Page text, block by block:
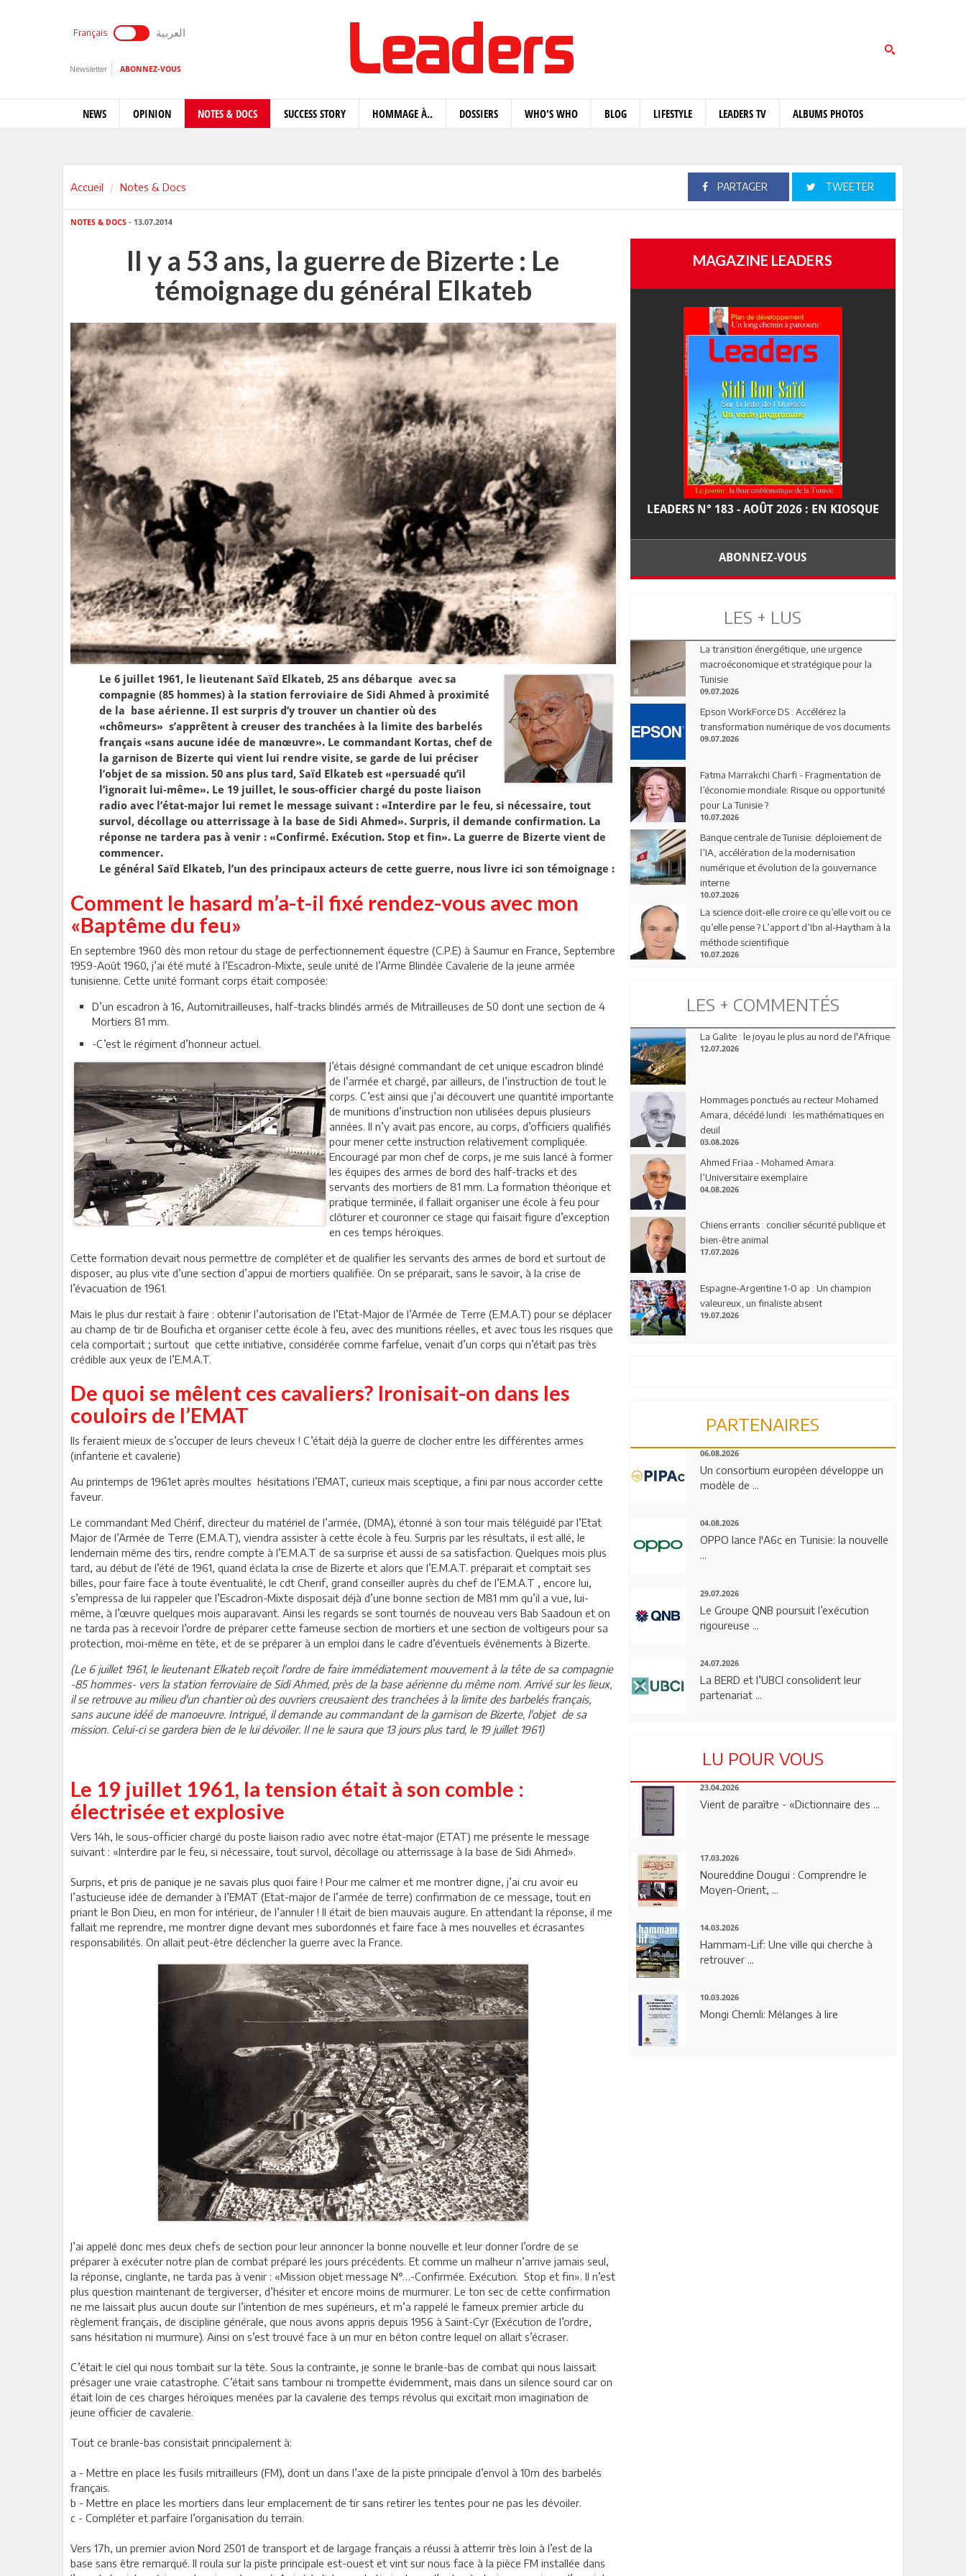
Français العربية
Newsletter ABONNEZ-VOUS
NEWS OPINION NOTES & DOCS SUCCESS STORY HOMMAGE À.. DOSSIERS WHO'S WHO BLOG LIFESTYLE LEADERS TV ALBUMS PHOTOS
Accueil Notes & Docs PARTAGER TWEETER
NOTES & DOCS - 13.07.2014
Il y a 53 ans, la guerre de Bizerte : Le
témoignage du général Elkateb
Le 6 juillet 1961, le lieutenant Saïd Elkateb, 25 ans débarque avec sa
compagnie (85 hommes) à la station ferroviaire de Sidi Ahmed à proximité
de la base aérienne. Il est surpris d’y trouver un chantier où des
«chômeurs» s’apprêtent à creuser des tranchées à la limite des barbelés
français «sans aucune idée de manœuvre». Le commandant Kortas, chef de
la garnison de Bizerte qui vient lui rendre visite, se garde de lui préciser
l’objet de sa mission. 50 ans plus tard, Saïd Elkateb est «persuadé qu’il
l’ignorait lui-même». Le 19 juillet, le sous-officier chargé du poste liaison
radio avec l’état-major lui remet le message suivant : «Interdire par le feu, si nécessaire, tout
survol, décollage ou atterrissage à la base de Sidi Ahmed». Surpris, il demande confirmation. La
réponse ne tardera pas à venir : «Confirmé. Exécution. Stop et fin». La guerre de Bizerte vient de
commencer.
Le général Saïd Elkateb, l’un des principaux acteurs de cette guerre, nous livre ici son témoignage :
Comment le hasard m’a-t-il fixé rendez-vous avec mon
«Baptême du feu»
En septembre 1960 dès mon retour du stage de perfectionnement équestre (C.P.E) à Saumur en France, Septembre
1959-Août 1960, j’ai été muté à l’Escadron-Mixte, seule unité de l’Arme Blindée Cavalerie de la jeune armée
tunisienne. Cette unité formant corps était composée:
D’un escadron à 16, Automitrailleuses, half-tracks blindés armés de Mitrailleuses de 50 dont une section de 4
Mortiers 81 mm.
-C’est le régiment d’honneur actuel.
J’étais désigné commandant de cet unique escadron blindé
de l’armée et chargé, par ailleurs, de l’instruction de tout le
corps. C’est ainsi que j’ai découvert une quantité importante
de munitions d’instruction non utilisées depuis plusieurs
années. Il n’y avait pas encore, au corps, d’officiers qualifiés
pour mener cette instruction relativement compliquée.
Encouragé par mon chef de corps, je me suis lancé à former
les équipes des armes de bord des half-tracks et des
servants des mortiers de 81 mm. La formation théorique et
pratique terminée, il fallait organiser une école à feu pour
clôturer et couronner ce stage qui faisait figure d’exception
en ces temps héroïques.
Cette formation devait nous permettre de compléter et de qualifier les servants des armes de bord et surtout de
disposer, au plus vite d’une section d’appui de mortiers qualifiée. On se préparait, sans le savoir, à la crise de
l’évacuation de 1961.
Mais le plus dur restait à faire : obtenir l’autorisation de l’Etat-Major de l’Armée de Terre (E.M.A.T) pour se déplacer
au champ de tir de Bouficha et organiser cette école à feu, avec des munitions réelles, et avec tous les risques que
cela comportait ; surtout que cette initiative, considérée comme farfelue, venait d’un corps qui n’était pas très
crédible aux yeux de l’E.M.A.T.
De quoi se mêlent ces cavaliers? Ironisait-on dans les
couloirs de l’EMAT
Ils feraient mieux de s’occuper de leurs cheveux ! C’était déjà la guerre de clocher entre les différentes armes
(infanterie et cavalerie)
Au printemps de 1961et après moultes hésitations l’EMAT, curieux mais sceptique, a fini par nous accorder cette
faveur.
Le commandant Med Chérif, directeur du matériel de l’armée, (DMA), étonné à son tour mais téléguidé par l’Etat
Major de l’Armée de Terre (E.M.A.T), viendra assister à cette école à feu. Surpris par les résultats, il est allé, le
lendemain même des tirs, rendre compte à l’E.M.A.T de sa surprise et aussi de sa satisfaction. Quelques mois plus
tard, au début de l’été de 1961, quand éclata la crise de Bizerte et alors que l’E.M.A.T. préparait et comptait ses
billes, pour faire face à toute éventualité, le cdt Cherif, grand conseiller auprès du chef de l’E.M.A.T , encore lui,
s’empressa de lui rappeler que l’Escadron-Mixte disposait déjà d’une bonne section de M81 mm qu’il a vue, lui-
même, à l’œuvre quelques mois auparavant. Ainsi les regards se sont tournés de nouveau vers Bab Saadoun et on
ne tarda pas à recevoir l’ordre de préparer cette fameuse section de mortiers et une section de voltigeurs pour sa
protection, moi-même en tête, et de se préparer à un emploi dans le cadre d’éventuels événements à Bizerte.
(Le 6 juillet 1961, le lieutenant Elkateb reçoit l'ordre de faire immédiatement mouvement à la tête de sa compagnie
-85 hommes- vers la station ferroviaire de Sidi Ahmed, près de la base aérienne du même nom. Arrivé sur les lieux,
il se retrouve au milieu d'un chantier où des ouvriers creusaient des tranchées à la limite des barbelés français,
sans aucune idéé de manoeuvre. Intrigué, il demande au commandant de la garnison de Bizerte, l'objet de sa
mission. Celui-ci se gardera bien de le lui dévoiler. Il ne le saura que 13 jours plus tard, le 19 juillet 1961)
Le 19 juillet 1961, la tension était à son comble :
électrisée et explosive
Vers 14h, le sous-officier chargé du poste liaison radio avec notre état-major (ETAT) me présente le message
suivant : «Interdire par le feu, si nécessaire, tout survol, décollage ou atterrissage à la base de Sidi Ahmed».
Surpris, et pris de panique je ne savais plus quoi faire ! Pour me calmer et me montrer digne, j’ai cru avoir eu
l’astucieuse idée de demander à l’EMAT (Etat-major de l’armée de terre) confirmation de ce message, tout en
priant le Bon Dieu, en mon for intérieur, de l’annuler ! Il était de bien mauvais augure. En attendant la réponse, il me
fallait me reprendre, me montrer digne devant mes subordonnés et faire face à mes nouvelles et écrasantes
responsabilités. On allait peut-être déclencher la guerre avec la France.
J’ai appelé donc mes deux chefs de section pour leur annoncer la bonne nouvelle et leur donner l’ordre de se
préparer à exécuter notre plan de combat préparé les jours précédents. Et comme un malheur n’arrive jamais seul,
la réponse, cinglante, ne tarda pas à venir : «Mission objet message N°…-Confirmée. Exécution. Stop et fin». Il n’est
plus question maintenant de tergiverser, d’hésiter et encore moins de murmurer. Le ton sec de cette confirmation
ne me laissait plus aucun doute sur l’intention de mes supérieurs, et m’a rappelé le fameux premier article du
règlement français, de discipline générale, que nous avons appris depuis 1956 à Saint-Cyr (Exécution de l’ordre,
sans hésitation ni murmure). Ainsi on s’est trouvé face à un mur en béton contre lequel on allait s’écraser.
C’était le ciel qui nous tombait sur la tête. Sous la contrainte, je sonne le branle-bas de combat qui nous laissait
présager une vraie catastrophe. C’était sans tambour ni trompette évidemment, mais dans un silence sourd car on
était loin de ces charges héroïques menées par la cavalerie des temps révolus qui excitait mon imagination de
jeune officier de cavalerie.
Tout ce branle-bas consistait principalement à:
a - Mettre en place les fusils mitrailleurs (FM), dont un dans l’axe de la piste principale d’envol à 10m des barbelés
français.
b - Mettre en place les mortiers dans leur emplacement de tir sans retirer les tentes pour ne pas les dévoiler.
c - Compléter et parfaire l’organisation du terrain.
Vers 17h, un premier avion Nord 2501 de transport et de largage français a réussi à atterrir très loin à l’est de la
base sans être remarqué. Il roula sur la piste principale est-ouest et vint sur nous face à la pièce FM installée dans
MAGAZINE LEADERS
LEADERS N° 183 - AOÛT 2026 : EN KIOSQUE
ABONNEZ-VOUS
LES + LUS
La transition énergétique, une urgence
macroéconomique et stratégique pour la
Tunisie
09.07.2026
Epson WorkForce DS : Accélérez la
transformation numérique de vos documents
09.07.2026
Fatma Marrakchi Charfi - Fragmentation de
l’économie mondiale: Risque ou opportunité
pour La Tunisie ?
10.07.2026
Banque centrale de Tunisie: déploiement de
l’IA, accélération de la modernisation
numérique et évolution de la gouvernance
interne
10.07.2026
La science doit-elle croire ce qu’elle voit ou ce
qu’elle pense ? L’apport d’Ibn al-Haytham à la
méthode scientifique
10.07.2026
LES + COMMENTÉS
La Galite : le joyau le plus au nord de l'Afrique
12.07.2026
Hommages ponctués au recteur Mohamed
Amara, décédé lundi : les mathématiques en
deuil
03.08.2026
Ahmed Friaa - Mohamed Amara:
l’Universitaire exemplaire
04.08.2026
Chiens errants : concilier sécurité publique et
bien-être animal
17.07.2026
Espagne-Argentine 1-0 ap : Un champion
valeureux, un finaliste absent
19.07.2026
PARTENAIRES
06.08.2026
Un consortium européen développe un
modèle de ...
04.08.2026
OPPO lance l'A6c en Tunisie: la nouvelle
...
29.07.2026
Le Groupe QNB poursuit l’exécution
rigoureuse ...
24.07.2026
La BERD et l’UBCI consolident leur
partenariat ...
LU POUR VOUS
23.04.2026
Vient de paraître - «Dictionnaire des ...
17.03.2026
Noureddine Dougui : Comprendre le
Moyen-Orient, ...
14.03.2026
Hammam-Lif: Une ville qui cherche à
retrouver ...
10.03.2026
Mongi Chemli: Mélanges à lire